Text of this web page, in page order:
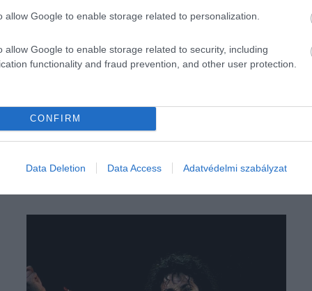
allow Google to enable storage related to personalization.
allow Google to enable storage related to security, including
functionality and fraud prevention, and other user protection.
CONFIRM
Data Deletion Data Access Adatvédelmi szabályzat